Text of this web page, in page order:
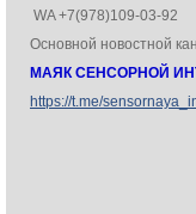
WA +7(978)109-03-92
Основной новостной
МАЯК СЕНСОРНОЙ
https://t.me/